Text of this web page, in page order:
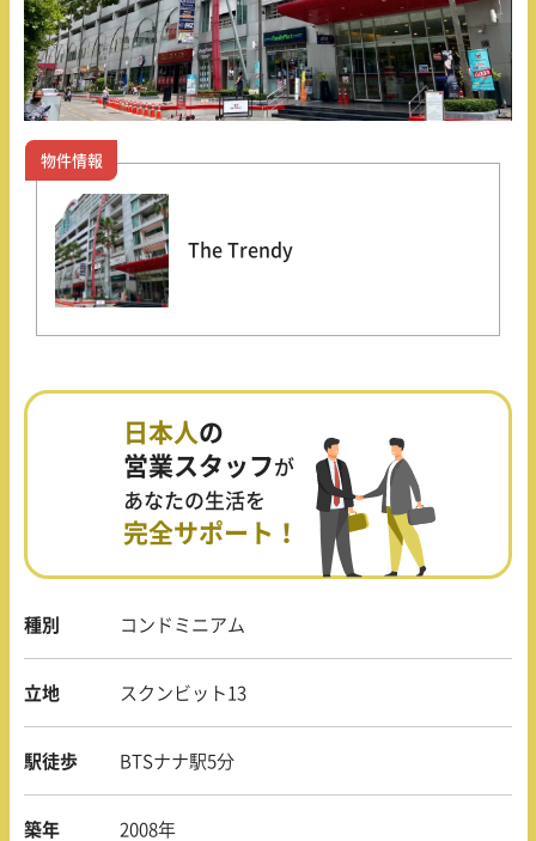
物件情報
The Trendy
種別 コンドミニアム
立地 スクンビット13
駅徒歩 BTSナナ駅5分
築年 2008年
日本人 の
営業スタッフが
あなたの生活を
完全サポート！